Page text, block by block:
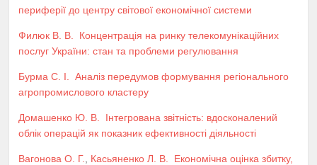
периферії до центру світової економічної системи
Филюк В. В.
Концентрація на ринку телекомунікаційних
послуг України: стан та проблеми регулювання
Бурма С. І.
Аналіз передумов формування регіонального
агропромислового кластеру
Домашенко Ю. В.
Інтегрована звітність: вдосконалений
облік операцій як показник ефективності діяльності
Вагонова О. Г. Касьяненко Л. В.
Економічна оцінка збитку,